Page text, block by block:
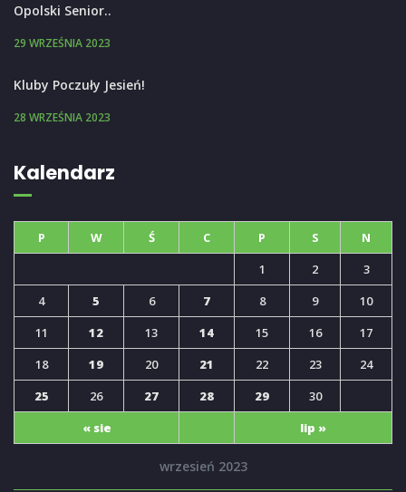
Opolski Senior..
29 WRZEŚNIA 2023
Kluby Poczuły Jesień!
28 WRZEŚNIA 2023
Kalendarz
wrzesień 2023
P W Ś C P S N
« sie lip »
1 2
3
4
5 6 7 8 9
10
11
12 13 14 15 16
17
18
19 20 21 22 23
24
25
26 27 28 29 30